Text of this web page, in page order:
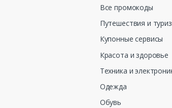
Все промокоды
Путешествия и
Купонные сервисы
Красота и здоровье
Техника и
Одежда
Обувь